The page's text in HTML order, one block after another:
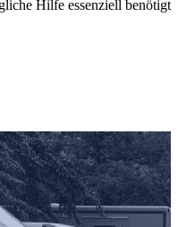
Hilfe essenziell benötigt